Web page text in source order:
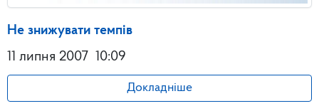
Не знижувати темпів
11 липня 2007
10:09
Докладніше